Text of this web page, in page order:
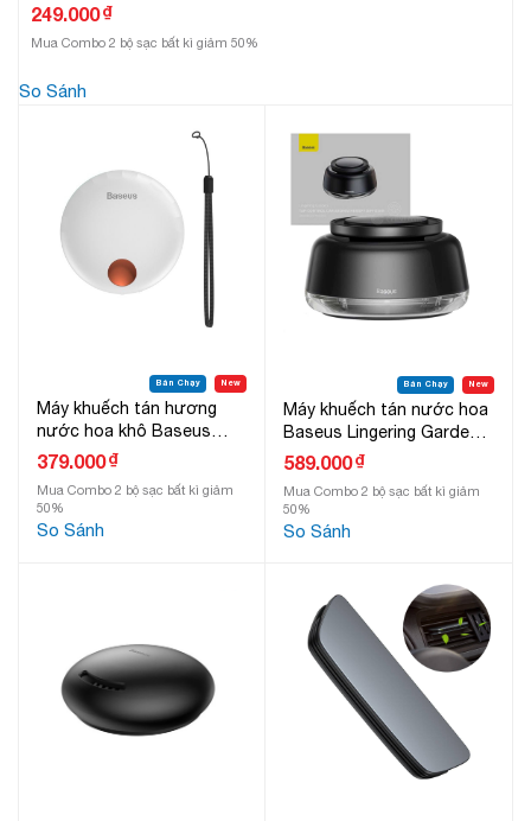
249.000₫
Mua Combo 2 bộ sạc bất kì giảm 50%
So Sánh
Bán Chạy New
Máy khuếch tán hương
nước hoa khô Baseus
Portable Aromatherapy
379.000₫
Mua Combo 2 bộ sạc bất kì giảm
50%
So Sánh
Bán Chạy New
Máy khuếch tán nước hoa
Baseus Lingering Garden
Tap-Control Car
589.000₫
Mua Combo 2 bộ sạc bất kì giảm
50%
So Sánh